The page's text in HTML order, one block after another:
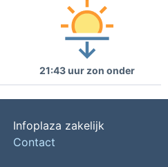
21:43 uur zon onder
Infoplaza zakelijk
Contact